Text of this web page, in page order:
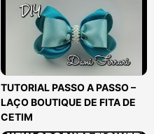
TUTORIAL PASSO A PASSO –
LAÇO BOUTIQUE DE FITA DE
CETIM